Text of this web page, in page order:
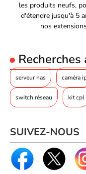
les produits neufs,
d'étendre jusqu'à 5
nos
Recherches
serveur nas caméra
switch réseau kit cpl
SUIVEZ-NOUS